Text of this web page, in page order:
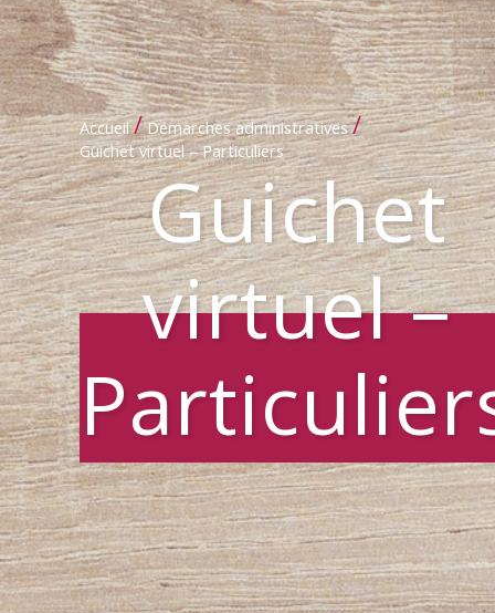
Accueil / Démarches administratives /
Guichet virtuel – Particuliers
Guichet
virtuel –